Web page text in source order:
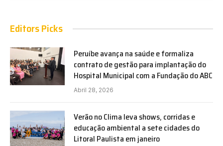
Editors Picks
Peruíbe avança na saúde e formaliza
contrato de gestão para implantação do
Hospital Municipal com a Fundação do ABC
Abril 28, 2026
Verão no Clima leva shows, corridas e
educação ambiental a sete cidades do
Litoral Paulista em janeiro